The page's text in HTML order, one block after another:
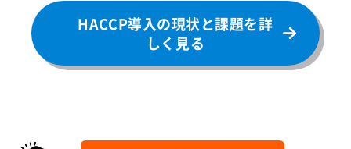
HACCP導入の現状と課題を詳
しく見る